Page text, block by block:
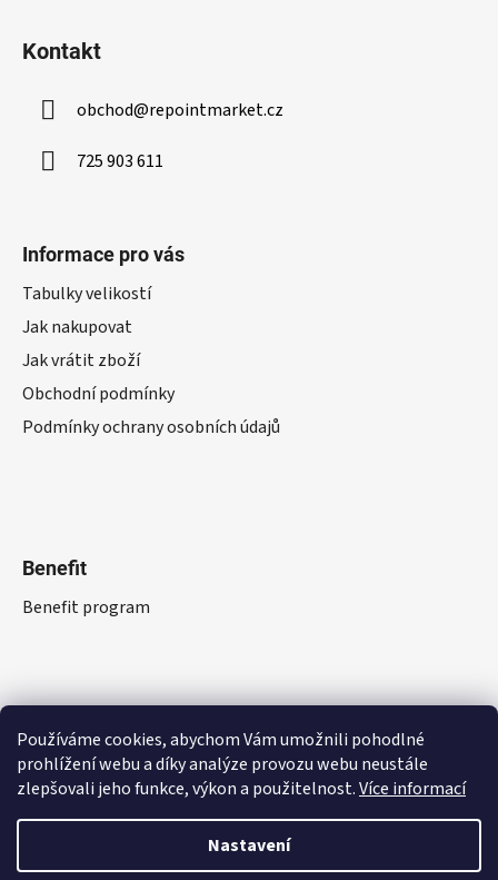
Používáme cookies, abychom Vám umožnili pohodlné
prohlížení webu a díky analýze provozu webu neustále
zlepšovali jeho funkce, výkon a použitelnost.Více informací
Nastavení
Kontakt
obchod@repointmarket.cz
725 903 611
Informace pro vás
Tabulky velikostí
Jak nakupovat
Jak vrátit zboží
Obchodní podmínky
Podmínky ochrany osobních údajů
Benefit
Benefit program